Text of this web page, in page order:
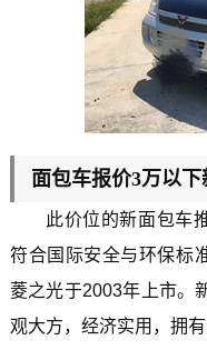
面包车报价3万以下
此价位的新面包车
符合国际安全与环保标
菱之光于2003年上市。
观大方，经济实用，拥有